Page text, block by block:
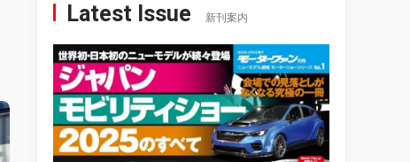
Latest Issue 新刊案内